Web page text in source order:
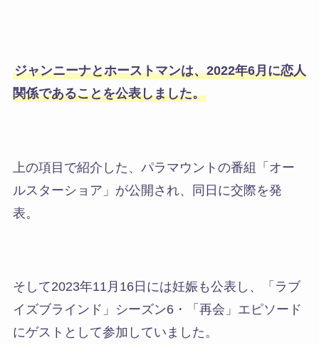
ジャンニーナとホーストマンは、2022年6月に恋人
関係であることを公表しました。
上の項目で紹介した、パラマウントの番組「オー
ルスターショア」が公開され、同日に交際を発
表。
そして2023年11月16日には妊娠も公表し、「ラブ
イズブラインド」シーズン6・「再会」エピソード
にゲストとして参加していました。